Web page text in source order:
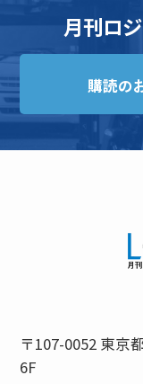
月刊ロ
購読の
〒107-0052 東京
6F